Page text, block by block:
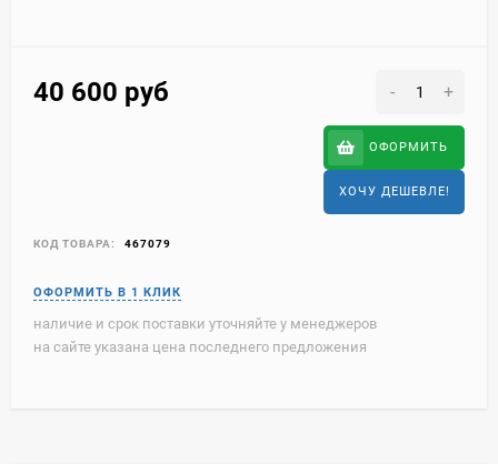
40 600 руб - +
ОФОРМИТЬ
ХОЧУ ДЕШЕВЛЕ!
КОД ТОВАРА: 467079
наличие и срок поставки уточняйте у менеджеров
на сайте указана цена последнего предложения